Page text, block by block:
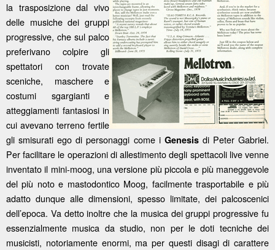
la trasposizione dal vivo
delle musiche dei gruppi
progressive, che sul palco
preferivano colpire gli
spettatori con trovate
sceniche, maschere e
costumi sgargianti e
atteggiamenti fantasiosi in
cui avevano terreno fertile
gli smisurati ego di personaggi come i Genesisdi Peter Gabriel.
Per facilitare le operazioni di allestimento degli spettacoli live venne
inventato il mini-moog, una versione più piccola e più maneggevole
del più noto e mastodontico Moog, facilmente trasportabile e più
adatto dunque alle dimensioni, spesso limitate, dei palcoscenici
dell’epoca. Va detto inoltre che la musica dei gruppi progressive fu
essenzialmente musica da studio, non per le doti tecniche dei
musicisti, notoriamente enormi, ma per questi disagi di carattere